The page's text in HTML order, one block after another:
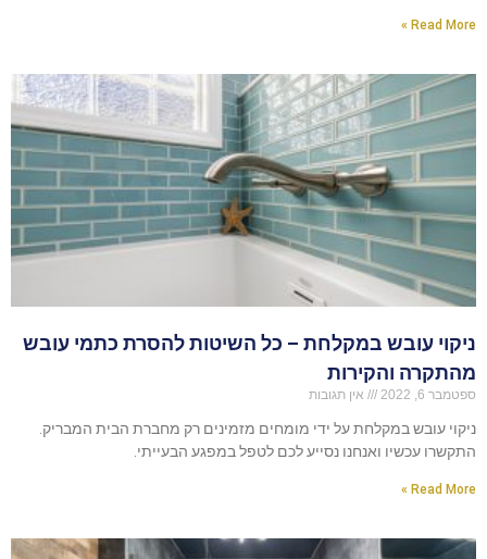
Read More »
ניקוי עובש במקלחת – כל השיטות להסרת כתמי עובש
מהתקרה והקירות
ספטמבר 6, 2022 אין תגובות
ניקוי עובש במקלחת על ידי מומחים מזמינים רק מחברת הבית המבריק.
התקשרו עכשיו ואנחנו נסייע לכם לטפל במפגע הבעייתי.
Read More »